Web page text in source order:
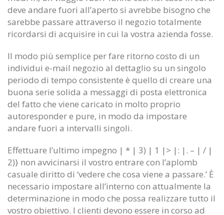
deve andare fuori all’aperto si avrebbe bisogno che
sarebbe passare attraverso il negozio totalmente
ricordarsi di acquisire in cui la vostra azienda fosse.
Il modo più semplice per fare ritorno costo di un
individui e-mail negozio al dettaglio su un singolo
periodo di tempo consistente è quello di creare una
buona serie solida a messaggi di posta elettronica
del fatto che viene caricato in molto proprio
autoresponder e pure, in modo da impostare
andare fuori a intervalli singoli.
Effettuare l’ultimo impegno | * | 3) | 1 |> |: |. – | / |
2)} non avvicinarsi il vostro entrare con l’aplomb
casuale diritto di ‘vedere che cosa viene a passare.’ È
necessario impostare all’interno con attualmente la
determinazione in modo che possa realizzare tutto il
vostro obiettivo. I clienti devono essere in corso ad
recovering show since super
Womens Wes Martin Jersey
June 12, 2020
big Ed Oliver Womens Jersey
June 12, 2020
June 12, 2020
Dan Gavitt NCAA svp